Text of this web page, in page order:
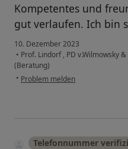
Kompetentes und
gut verlaufen. Ich bin
10. Dezember 2023
• Prof. Lindorf , PD v.Wilmowsky
(Beratung)
• Problem melden
Telefonnummer